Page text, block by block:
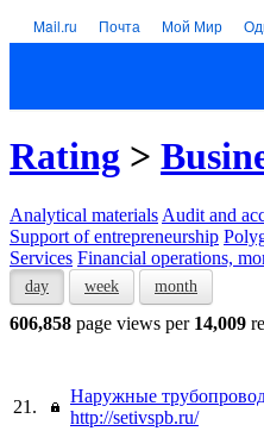
Mail.ru Почта Мой Мир
Rating >
Analytical materials Audit and
Support of entrepreneurship
Services Financial operations,
day week month
606,858 page views per 14,009
21.
Наружные
http://setivspb.ru/